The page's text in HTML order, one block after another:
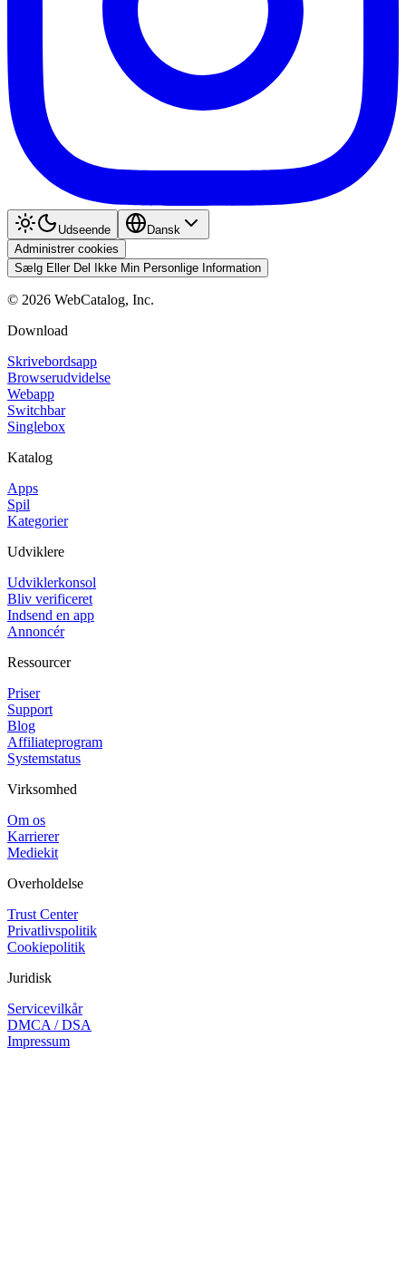
Udseende
Dansk
Administrer cookies
Sælg Eller Del Ikke Min Personlige Information
© 2026 WebCatalog, Inc.
Download
Skrivebordsapp
Browserudvidelse
Webapp
Switchbar
Singlebox
Katalog
Apps
Spil
Kategorier
Udviklere
Udviklerkonsol
Bliv verificeret
Indsend en app
Annoncér
Ressourcer
Priser
Support
Blog
Affiliateprogram
Systemstatus
Virksomhed
Om os
Karrierer
Mediekit
Overholdelse
Trust Center
Privatlivspolitik
Cookiepolitik
Juridisk
Servicevilkår
DMCA / DSA
Impressum